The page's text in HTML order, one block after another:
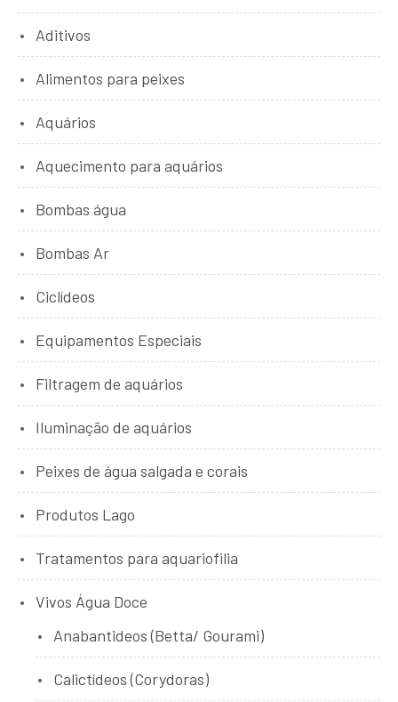
Aditivos
Alimentos para peixes
Aquários
Aquecimento para aquários
Bombas água
Bombas Ar
Ciclídeos
Equipamentos Especiais
Filtragem de aquários
Iluminação de aquários
Peixes de água salgada e corais
Produtos Lago
Tratamentos para aquariofilia
Vivos Água Doce
Anabantideos (Betta/ Gourami)
Calictídeos (Corydoras)